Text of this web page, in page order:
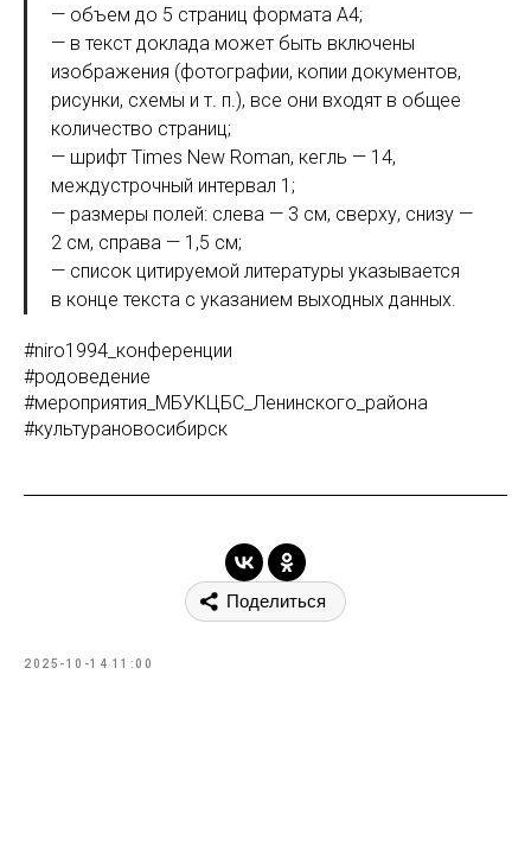
— объем до 5 страниц формата А4;
— в текст доклада может быть включены
изображения (фотографии, копии документов,
рисунки, схемы и т. п.), все они входят в общее
количество страниц;
— шрифт Times New Roman, кегль — 14,
междустрочный интервал 1;
— размеры полей: слева — 3 см, сверху, снизу —
2 см, справа — 1,5 см;
— список цитируемой литературы указывается
в конце текста с указанием выходных данных.
#niro1994_конференции
#родоведение
#мероприятия_МБУКЦБС_Ленинского_района
#культурановосибирск
Поделиться
2025-10-14 11:00